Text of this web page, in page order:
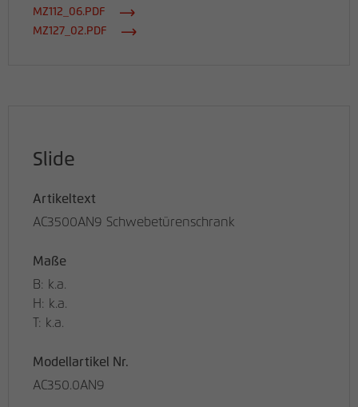
MZ112_06.PDF
MZ127_02.PDF
Slide
Artikeltext
AC3500AN9 Schwebetürenschrank
Maße
B: k.a.
H: k.a.
T: k.a.
Modellartikel Nr.
AC350.0AN9